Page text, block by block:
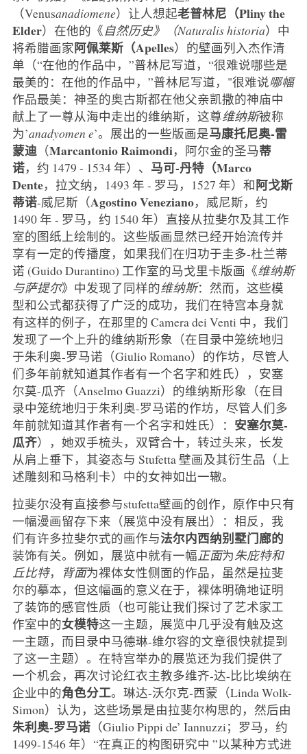
（Venusanadiomene）让人想起老普林尼（Pliny the
Elder）在他的《自然历史》（Naturalis historia）中
将希腊画家阿佩莱斯（Apelles）的壁画列入杰作清
单（“在他的作品中，”普林尼写道，“很难说哪些是
最美的：在他的作品中，”普林尼写道，"很难说哪幅
作品最美：神圣的奥古斯都在他父亲凯撒的神庙中
献上了一尊从海中走出的维纳斯，这尊维纳斯被称
为’anadyomen e’。展出的一些版画是马康托尼奥-雷
蒙迪 （Marcantonio Raimondi，阿尔金的圣马蒂
诺，约 1479 - 1534 年）、 马可-丹特（Marco
Dente，拉文纳，1493 年 - 罗马，1527 年）和阿戈斯
蒂诺-威尼斯（Agostino Veneziano，威尼斯，约
1490 年 - 罗马，约 1540 年）直接从拉斐尔及其工作
室的图纸上绘制的。这些版画显然已经开始流传并
享有一定的传播度，如果我们在归功于圭多-杜兰蒂
诺 (Guido Durantino) 工作室的马戈里卡版画《维纳斯
与萨提尔》中发现了同样的维纳斯：然而，这些模
型和公式都获得了广泛的成功，我们在特宫本身就
有这样的例子，在那里的 Camera dei Venti 中，我们
发现了一个上升的维纳斯形象（在目录中笼统地归
于朱利奥-罗马诺（Giulio Romano）的作坊，尽管人
们多年前就知道其作者有一个名字和姓氏），安塞
尔莫-瓜齐（Anselmo Guazzi）的维纳斯形象（在目
录中笼统地归于朱利奥-罗马诺的作坊，尽管人们多
年前就知道其作者有一个名字和姓氏）： 安塞尔莫-
瓜齐），她双手梳头，双臂合十，转过头来，长发
从肩上垂下，其姿态与 Stufetta 壁画及其衍生品（上
述雕刻和马格利卡）中的女神如出一辙。
拉斐尔没有直接参与stufetta壁画的创作，原作中只有
一幅漫画留存下来（展览中没有展出）：相反，我
们有许多拉斐尔式的画作与法尔内西纳别墅门廊的
装饰有关。例如，展览中就有一幅正面为朱庇特和
丘比特， 背面为裸体女性侧面的作品，虽然是拉斐
尔的摹本，但这幅画的意义在于，裸体明确地证明
了装饰的感官性质（也可能让我们探讨了艺术家工
作室中的女模特这一主题，展览中几乎没有触及这
一主题，而目录中马德琳-维尔容的文章很快就提到
了这一主题）。在特宫举办的展览还为我们提供了
一个机会，再次讨论红衣主教多维齐-达-比比埃纳在
企业中的角色分工。琳达-沃尔克-西蒙（Linda Wolk-
Simon）认为，这些场景是由拉斐尔构思的，然后由
朱利奥-罗马诺（Giulio Pippi de’ Iannuzzi；罗马，约
1499-1546 年）“在真正的构图研究中 ”以某种方式进